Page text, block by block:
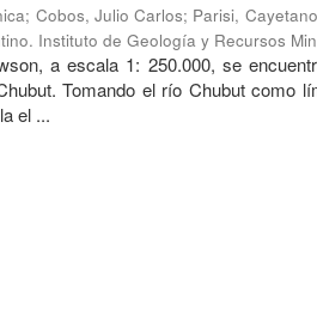
; Cobos, Julio Carlos; Parisi, Cayetano
Instituto de Geología y Recursos
a escala 1: 250.000, se
Tomando el río Chubut como
el ...